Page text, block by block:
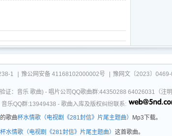
1 豫公网安备 41168102000002号 豫网文〔2023〕
证：音乐 歌曲) - 唱片公司QQ歌曲群:44350288 64026031（注明
乐QQ群:13949438 - 歌曲入库及版权纠纷联系:
的歌曲杯水情歌（电视剧《281封信》片尾主题曲） Mp3下载。
杯水情歌（电视剧《281封信》片尾主题曲） 这首歌曲。